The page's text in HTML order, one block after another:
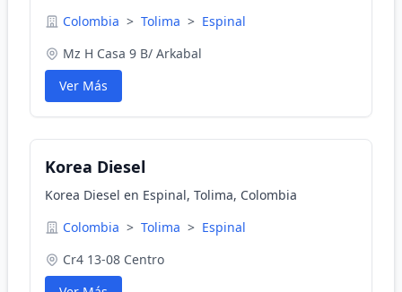
Colombia > Tolima > Espinal
Mz H Casa 9 B/ Arkabal
Ver Más
Korea Diesel
Korea Diesel en Espinal, Tolima, Colombia
Colombia > Tolima > Espinal
Cr4 13-08 Centro